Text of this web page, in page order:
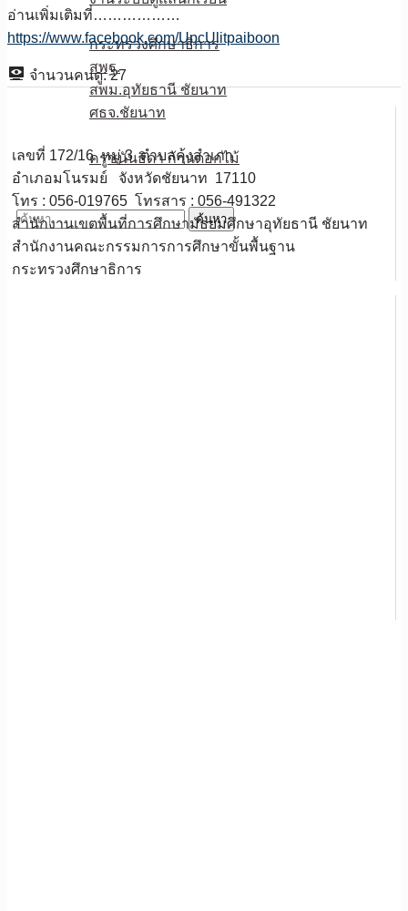
หน่วยงานเกี่ยวข้อง
กระทรวงศึกษาธิการ
สพฐ.
สพม.อุทัยธานี ชัยนาท
ศธจ.ชัยนาท
ครูชนันธิดา ก้านดอกไม้
ติดต่อเรา
ค้นหา
สำหรับ:
อ่านเพิ่มเติมที่………………
https://www.facebook.com/UpcUlitpaiboon
จำนวนคนดู: 27
เลขที่ 172/16 หมู่ 3 ตำบลคุ้งสำเภา
อำเภอมโนรมย์ จังหวัดชัยนาท 17110
โทร : 056-019765 โทรสาร : 056-491322
สำนักงานเขตพื้นที่การศึกษามัธยมศึกษาอุทัยธานี ชัยนาท
สำนักงานคณะกรรมการการศึกษาขั้นพื้นฐาน
กระทรวงศึกษาธิการ